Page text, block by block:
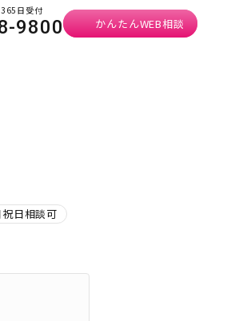
365日受付
9800 かんたんWEB相談
日相談可